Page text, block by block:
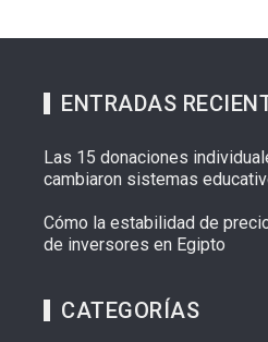
ENTRADAS
Las 15 donaciones
cambiaron sistemas
Cómo la estabilidad de
de inversores en Egipto
CATEGORÍAS